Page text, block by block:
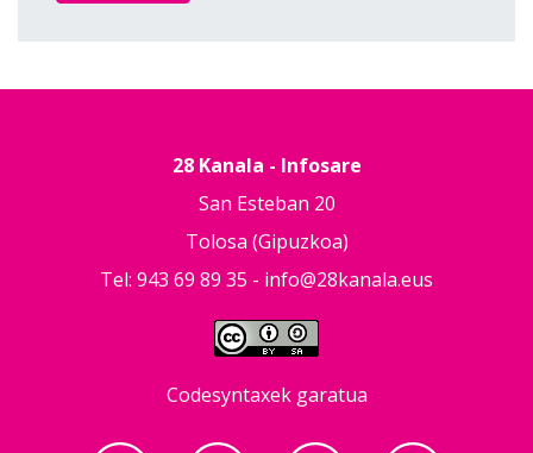
28 Kanala - Infosare
San Esteban 20
Tolosa (Gipuzkoa)
Tel: 943 69 89 35 - info@28kanala.eus
Codesyntaxek garatua